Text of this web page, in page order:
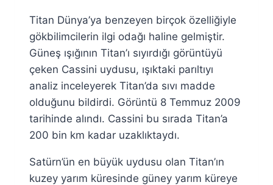
Fuat
Özyar
Titan Dünya’ya benzeyen birçok özelliğiyle
gökbilimcilerin ilgi odağı haline gelmiştir.
Güneş ışığının Titan’ı sıyırdığı görüntüyü
çeken Cassini uydusu, ışıktaki parıltıyı
analiz inceleyerek Titan’da sıvı madde
olduğunu bildirdi. Görüntü 8 Temmuz 2009
tarihinde alındı. Cassini bu sırada Titan’a
200 bin km kadar uzaklıktaydı.
Satürn’ün en büyük uydusu olan Titan’ın
kuzey yarım küresinde güney yarım küreye